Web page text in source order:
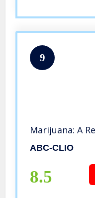
9
Marijuana: A
ABC-CLIO
8.5